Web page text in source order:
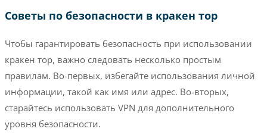
Советы по безопасности в кракен тор
Чтобы гарантировать безопасность при использовании
кракен тор, важно следовать несколько простым
правилам. Во-первых, избегайте использования личной
информации, такой как имя или адрес. Во-вторых,
старайтесь использовать VPN для дополнительного
уровня безопасности.